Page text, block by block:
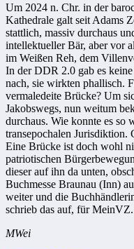
Um 2024 n. Chr. in der
Kathedrale galt seit Adams
stattlich, massiv durchaus
intellektueller Bär, aber vor
im Weißen Reh, dem
In der DDR 2.0 gab es
nach, sie wirkten phallisch.
vermaledeite Brücke? Um
Jakobswegs, nun weitum
durchaus. Wie konnte es so
transepochalen Jurisdiktion.
Eine Brücke ist doch wohl
patriotischen
dieser auf ihn da unten,
Buchmesse Braunau (Inn)
weiter und die
schrieb das auf, für
MWei